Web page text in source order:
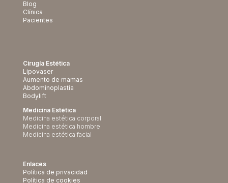
Blog
Clínica
Pacientes
Cirugía Estética
Lipovaser
Aumento de mamas
Abdominoplastia
Bodylift
Medicina Estética
Medicina estética corporal
Medicina estética hombre
Medicina estética facial
Enlaces
Política de privacidad
Política de cookies